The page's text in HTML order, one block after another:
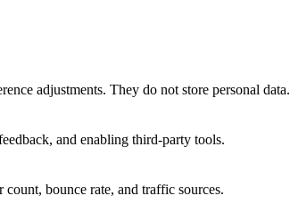
adjustments. They do not store personal data.
and enabling third-party tools.
bounce rate, and traffic sources.